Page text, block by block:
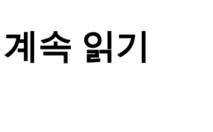
계속 읽기